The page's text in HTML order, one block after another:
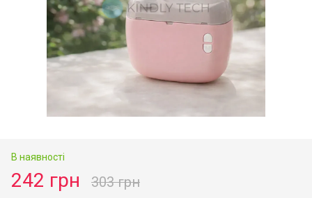
В наявності
242 грн 303 грн